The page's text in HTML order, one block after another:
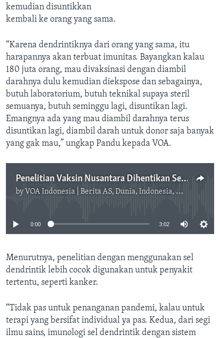
kemudian disuntikkan
kembali ke orang yang sama.
“Karena dendrintiknya dari orang yang sama, itu
harapannya akan terbuat imunitas. Bayangkan kalau
180 juta orang, mau divaksinasi dengan diambil
darahnya dulu kemudian diekspose dan sebagainya,
butuh laboratorium, butuh teknikal supaya steril
semuanya, butuh seminggu lagi, disuntikan lagi.
Emangnya ada yang mau diambil darahnya terus
disuntikan lagi, diambil darah untuk donor saja banyak
yang gak mau,” ungkap Pandu kepada VOA.
Penelitian Vaksin Nusantara Dihentikan Sementara
by VOA Indonesia | Berita AS, Dunia, Indonesia, Diaspora Indonesia di AS
No media source currently available
0:00 3:02
Menurutnya, penelitian dengan menggunakan sel
dendrintik lebih cocok digunakan untuk penyakit
tertentu, seperti kanker.
“Tidak pas untuk penanganan pandemi, kalau untuk
terapi yang bersifat individual ya pas. Kedua, dari segi
ilmu sains, imunologi sel dendrintik dengan sistem